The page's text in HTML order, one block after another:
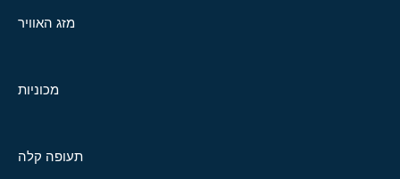
מזג האוויר
מכוניות
תעופה קלה